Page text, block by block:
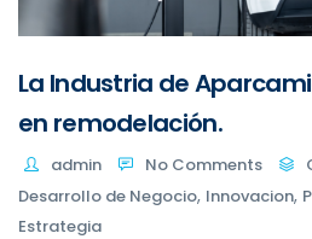
La Industria de
en remodelación.
admin No Comments
Desarrollo de Negocio, Innovacion,
Estrategia